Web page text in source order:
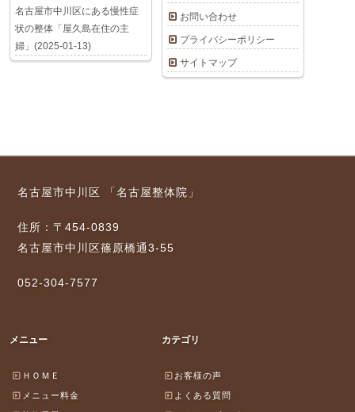
お問い合わせ
プライバシーポリシー
サイトマップ
名古屋市中川区にある慢性症
状の整体「屋久島在住の主
婦」(2025-01-13)
名古屋市中川区 「名古屋整体院」
住所：〒454-0839
名古屋市中川区篠原橋通3-55
052-304-7577
メニュー
ＨＯＭＥ
メニュー料金
カテゴリ
お客様の声
よくある質問